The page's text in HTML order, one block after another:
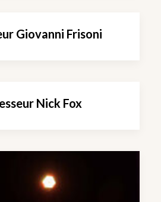
Giovanni Frisoni
Nick Fox